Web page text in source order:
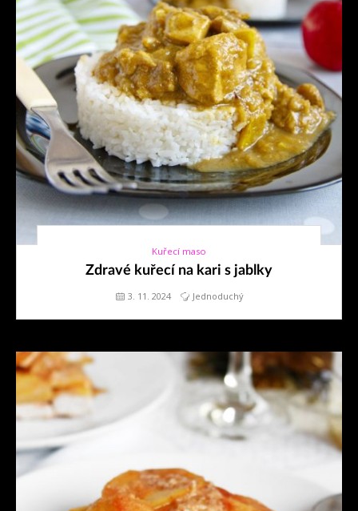
3. 11. 2024
Kuřecí maso
Zdravé kuřecí na kari s jablky
3. 11. 2024 Jednoduchý